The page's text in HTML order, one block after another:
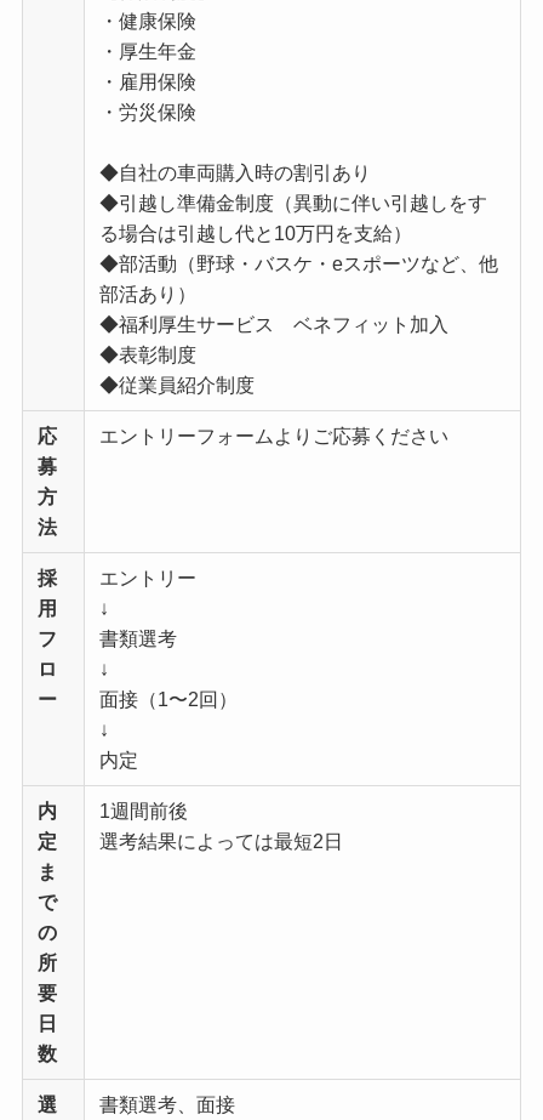
・健康保険
・厚生年金
・雇用保険
・労災保険
◆自社の車両購入時の割引あり
◆引越し準備金制度（異動に伴い引越しをす
る場合は引越し代と10万円を支給）
◆部活動（野球・バスケ・eスポーツなど、他
部活あり）
◆福利厚生サービス ベネフィット加入
◆表彰制度
◆従業員紹介制度
応
募
方
法
エントリーフォームよりご応募ください
採
用
フ
ロ
ー
エントリー
↓
書類選考
↓
面接（1〜2回）
↓
内定
内
定
ま
で
の
所
要
日
数
1週間前後
選考結果によっては最短2日
選
書類選考、面接